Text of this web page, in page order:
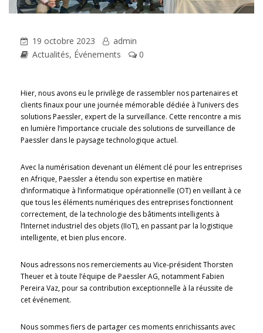
19 octobre 2023
admin
Actualités, Événements 0
Hier, nous avons eu le privilège de rassembler nos partenaires et
clients finaux pour une journée mémorable dédiée à l’univers des
solutions Paessler, expert de la surveillance. Cette rencontre a mis
en lumière l’importance cruciale des solutions de surveillance de
Paessler dans le paysage technologique actuel.
Avec la numérisation devenant un élément clé pour les entreprises
en Afrique, Paessler a étendu son expertise en matière
d’informatique à l’informatique opérationnelle (OT) en veillant à ce
que tous les éléments numériques des entreprises fonctionnent
correctement, de la technologie des bâtiments intelligents à
l’Internet industriel des objets (IIoT), en passant par la logistique
intelligente, et bien plus encore.
Nous adressons nos remerciements au Vice-président Thorsten
Theuer et à toute l’équipe de Paessler AG, notamment Fabien
Pereira Vaz, pour sa contribution exceptionnelle à la réussite de
cet événement.
Nous sommes fiers de partager ces moments enrichissants avec